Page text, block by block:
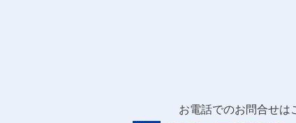
お電話でのお問合せは